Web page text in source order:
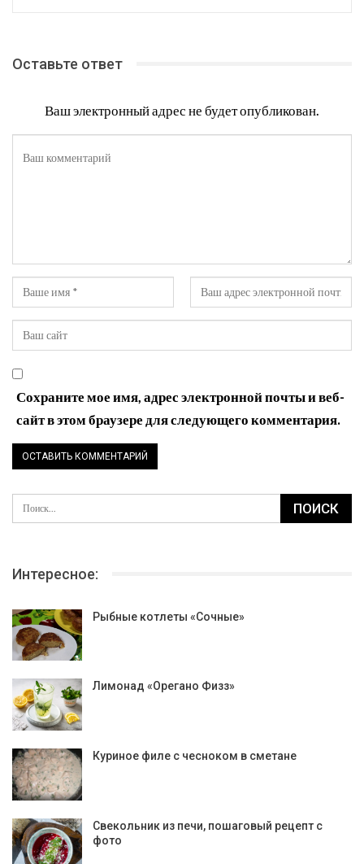
Оставьте ответ
Ваш электронный адрес не будет опубликован.
Сохраните мое имя, адрес электронной почты и веб-
сайт в этом браузере для следующего комментария.
Интересное:
Рыбные котлеты «Сочные»
Лимонад «Орегано Физз»
Куриное филе с чесноком в сметане
Свекольник из печи, пошаговый рецепт с
фото